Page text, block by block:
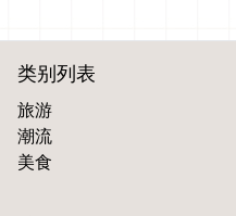
类别列表
旅游
潮流
美食